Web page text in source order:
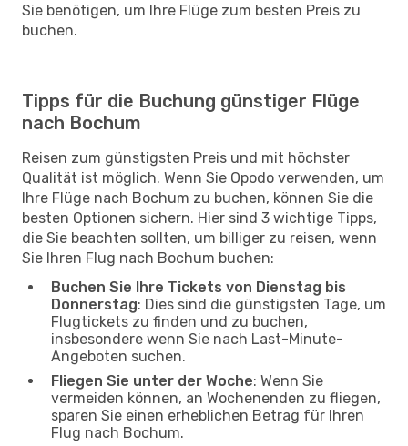
Sie benötigen, um Ihre Flüge zum besten Preis zu
buchen.
Tipps für die Buchung günstiger Flüge
nach Bochum
Reisen zum günstigsten Preis und mit höchster
Qualität ist möglich. Wenn Sie Opodo verwenden, um
Ihre Flüge nach Bochum zu buchen, können Sie die
besten Optionen sichern. Hier sind 3 wichtige Tipps,
die Sie beachten sollten, um billiger zu reisen, wenn
Sie Ihren Flug nach Bochum buchen:
Buchen Sie Ihre Tickets von Dienstag bis
Donnerstag: Dies sind die günstigsten Tage, um
Flugtickets zu finden und zu buchen,
insbesondere wenn Sie nach Last-Minute-
Angeboten suchen.
Fliegen Sie unter der Woche: Wenn Sie
vermeiden können, an Wochenenden zu fliegen,
sparen Sie einen erheblichen Betrag für Ihren
Flug nach Bochum.